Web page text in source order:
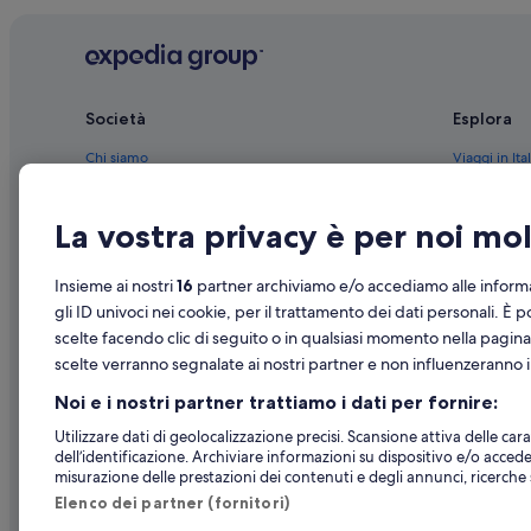
Brindisi: Hotel romantici
Brindisi: Resort
Brindisi: Ville
Brindisi: Case galleggianti
Brindisi: Ville
Area archeologica San Pietro degli Schiavoni: hotel nelle
Scalinata Virgiliana: hotel nelle vicinanze
Lungomare Regina Margherita: hotel nelle vicinanze
Cattedrale di Brindisi: hotel nelle vicinanze
Brindisi: hotel
Società
Chi siamo
Aggiungi la tua struttura
Novità e comunicati stampa
Pubblicità
Esplora
Viaggi in
Case
Voli
Noleggio
La vostra privacy è per noi
Insieme ai nostri16 partner archiviamo e/o accediamo alle
gli ID univoci nei cookie, per il trattamento dei dati personali. È
scelte facendo clic di seguito o in qualsiasi momento nella
scelte verranno segnalate ai nostri partner e non influenzeranno
Noi e i nostri partner trattiamo i dati per fornire:
Utilizzare dati di geolocalizzazione precisi. Scansione attiva delle
dell’identificazione. Archiviare informazioni su dispositivo e/o
misurazione delle prestazioni dei contenuti e degli annunci,
Elenco dei partner (fornitori)